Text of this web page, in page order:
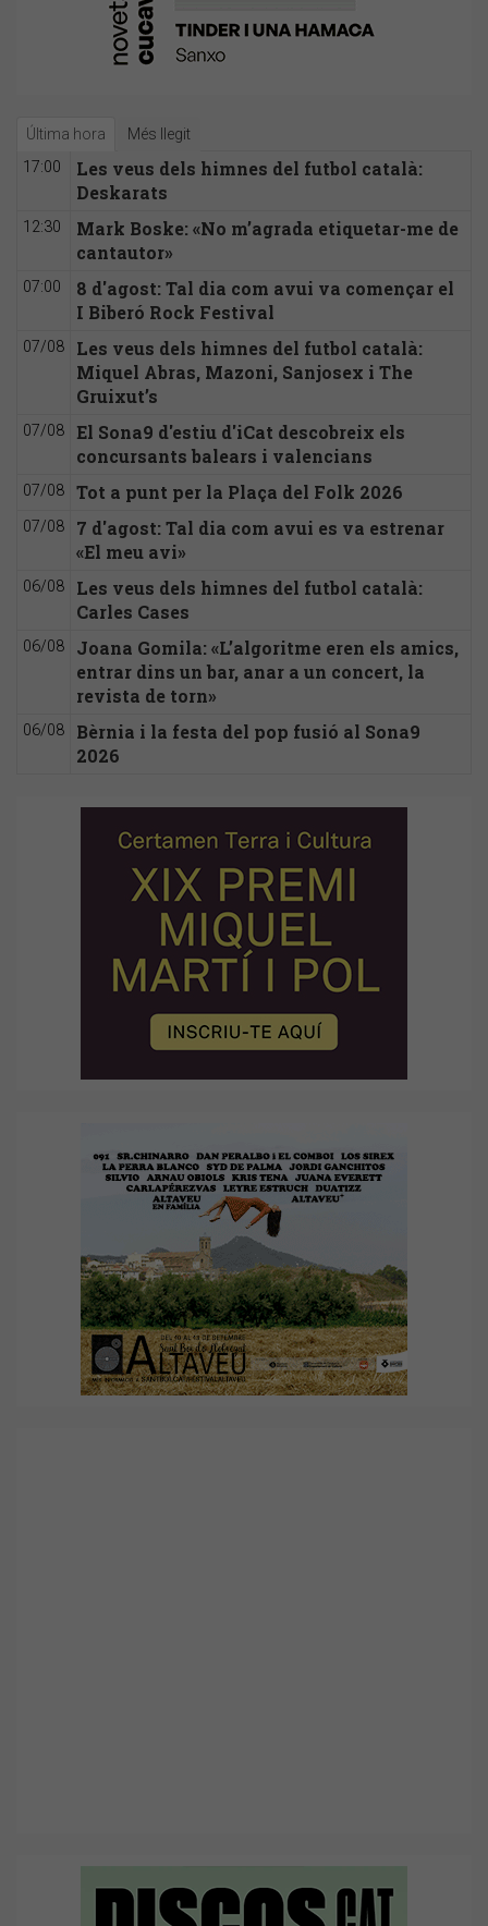
Última hora Més llegit
17:00
Les veus dels himnes del futbol català:
Deskarats
12:30
Mark Boske: «No m’agrada etiquetar-me de
cantautor»
07:00
8 d'agost: Tal dia com avui va començar el
I Biberó Rock Festival
07/08
Les veus dels himnes del futbol català:
Miquel Abras, Mazoni, Sanjosex i The
Gruixut’s
07/08
El Sona9 d'estiu d'iCat descobreix els
concursants balears i valencians
07/08 Tot a punt per la Plaça del Folk 2026
07/08
7 d'agost: Tal dia com avui es va estrenar
«El meu avi»
06/08
Les veus dels himnes del futbol català:
Carles Cases
06/08
Joana Gomila: «L’algoritme eren els amics,
entrar dins un bar, anar a un concert, la
revista de torn»
06/08
Bèrnia i la festa del pop fusió al Sona9
2026